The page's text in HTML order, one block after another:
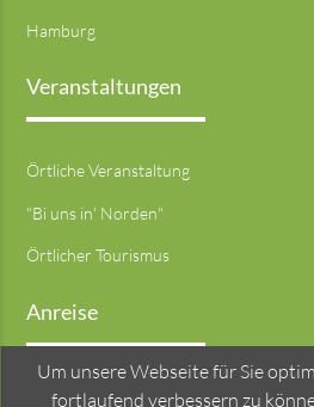
Hamburg
Veranstaltungen
Örtliche Veranstaltung
"Bi uns in' Norden"
Örtlicher Tourismus
Anreise
Hier klicken . . .
Um unsere Webseite für Sie
fortlaufend verbessern zu